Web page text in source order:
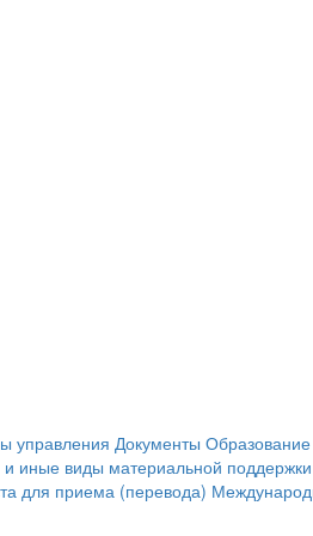
управления Документы Образование
иные виды материальной поддержки
для приема (перевода)